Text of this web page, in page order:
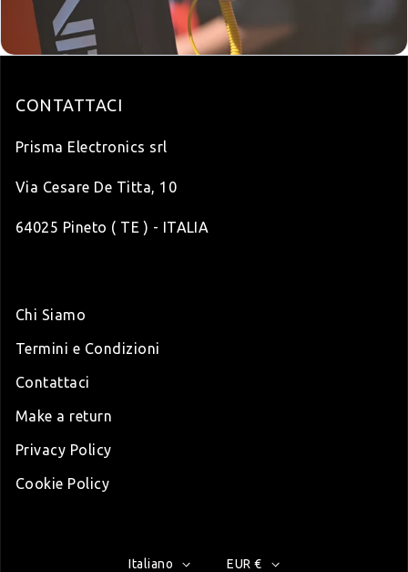
CONTATTACI
Prisma Electronics srl
Via Cesare De Titta, 10
64025 Pineto ( TE ) - ITALIA
Chi Siamo
Termini e Condizioni
Contattaci
Make a return
Privacy Policy
Cookie Policy
Italiano EUR €